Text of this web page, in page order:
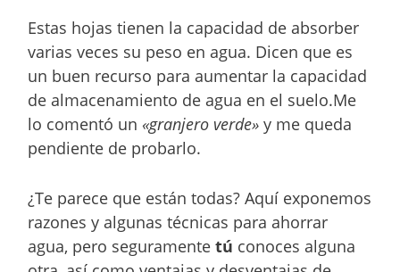
Estas hojas tienen la capacidad de absorber
varias veces su peso en agua. Dicen que es
un buen recurso para aumentar la capacidad
de almacenamiento de agua en el suelo.Me
lo comentó un «granjero verde» y me queda
pendiente de probarlo.
¿Te parece que están todas? Aquí exponemos
razones y algunas técnicas para ahorrar
agua, pero seguramentetú conoces alguna